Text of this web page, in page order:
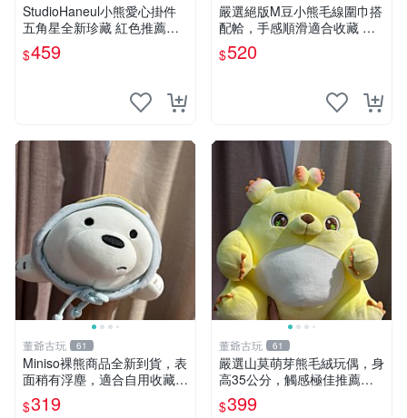
StudioHaneul小熊愛心掛件
五角星全新珍藏 紅色推薦收
藏 玩具掛飾 掛件 新品
$459
嚴選絕版M豆小熊毛線圍巾搭
配帢，手感順滑適合收藏 絕
版M豆小熊、圍巾、毛線帢
經典好搭
$520
董爺古玩 61
Miniso裸熊商品全新到貨，表
面稍有浮塵，適合自用收藏嚴
選款。 裸熊 商品 裸熊玩偶
$319
董爺古玩 61
嚴選山莫萌芽熊毛絨玩偶，身
高35公分，觸感極佳推薦收
藏 萌芽熊 毛絨玩偶 串珠玩偶
$399